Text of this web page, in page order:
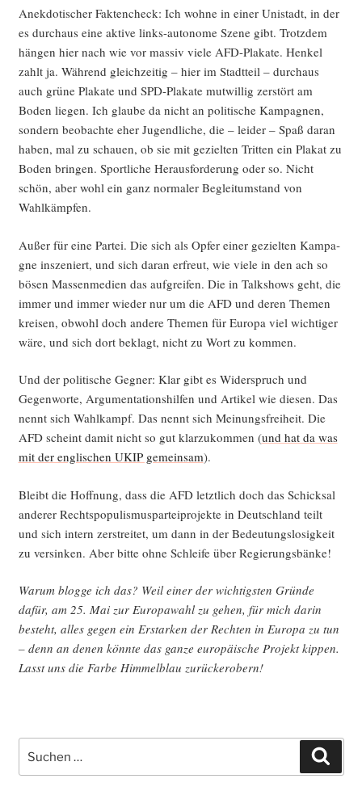
Anek­do­ti­scher Fak­ten­check: Ich woh­ne in einer Uni­stadt, in der
es durch­aus eine akti­ve links-auto­no­me Sze­ne gibt. Trotz­dem
hän­gen hier nach wie vor mas­siv vie­le AFD-Pla­ka­te. Hen­kel
zahlt ja. Wäh­rend gleich­zei­tig – hier im Stadt­teil – durch­aus
auch grü­ne Pla­ka­te und SPD-Pla­ka­te mut­wil­lig zer­stört am
Boden lie­gen. Ich glau­be da nicht an poli­ti­sche Kam­pa­gnen,
son­dern beob­ach­te eher Jugend­li­che, die – lei­der – Spaß dar­an
haben, mal zu schau­en, ob sie mit geziel­ten Trit­ten ein Pla­kat zu
Boden brin­gen. Sport­li­che Her­aus­for­de­rung oder so. Nicht
schön, aber wohl ein ganz nor­ma­ler Begleit­um­stand von
Wahlkämpfen.
Außer für eine Par­tei. Die sich als Opfer einer geziel­ten Kam­pa­
gne insze­niert, und sich dar­an erfreut, wie vie­le in den ach so
bösen Mas­sen­me­di­en das auf­grei­fen. Die in Talk­shows geht, die
immer und immer wie­der nur um die AFD und deren The­men
krei­sen, obwohl doch ande­re The­men für Euro­pa viel wich­ti­ger
wäre, und sich dort beklagt, nicht zu Wort zu kommen.
Und der poli­ti­sche Geg­ner: Klar gibt es Wider­spruch und
Gegen­wor­te, Argu­men­ta­ti­ons­hil­fen und Arti­kel wie die­sen. Das
nennt sich Wahl­kampf. Das nennt sich Mei­nungs­frei­heit. Die
AFD scheint damit nicht so gut klar­zu­kom­men (und hat da was
mit der eng­li­schen UKIP gemein­sam).
Bleibt die Hoff­nung, dass die AFD letzt­lich doch das Schick­sal
ande­rer Rechts­po­pu­lis­mus­par­tei­pro­jek­te in Deutsch­land teilt
und sich intern zer­strei­tet, um dann in der Bedeu­tungs­lo­sig­keit
zu ver­sin­ken. Aber bit­te ohne Schlei­fe über Regierungsbänke!
War­um blog­ge ich das? Weil einer der wich­tigs­ten Grün­de
dafür, am 25. Mai zur Euro­pa­wahl zu gehen, für mich dar­in
besteht, alles gegen ein Erstar­ken der Rech­ten in Euro­pa zu tun
– denn an denen könn­te das gan­ze euro­päi­sche Pro­jekt kip­pen.
Lasst uns die Far­be Him­mel­blau zurückerobern!
nach: